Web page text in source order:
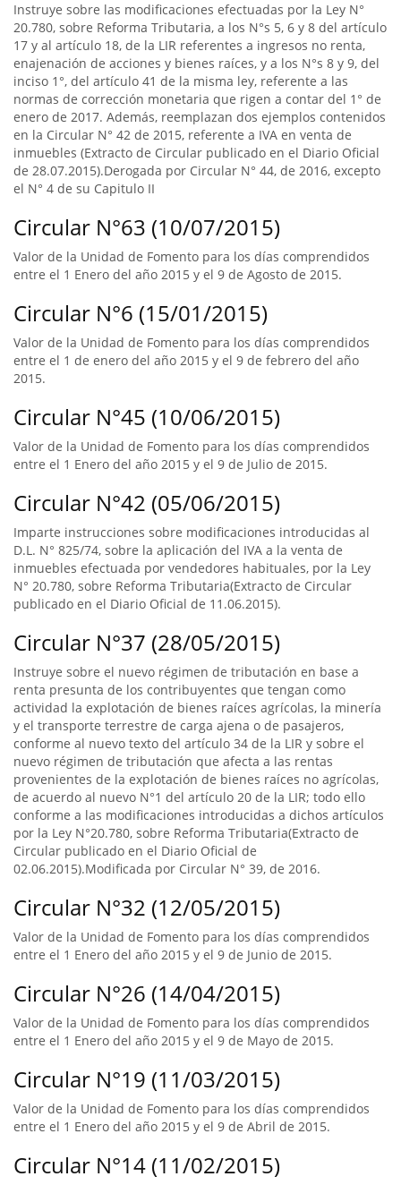
Instruye sobre las modificaciones efectuadas por la Ley N°
20.780, sobre Reforma Tributaria, a los N°s 5, 6 y 8 del artículo
17 y al artículo 18, de la LIR referentes a ingresos no renta,
enajenación de acciones y bienes raíces, y a los N°s 8 y 9, del
inciso 1°, del artículo 41 de la misma ley, referente a las
normas de corrección monetaria que rigen a contar del 1° de
enero de 2017. Además, reemplazan dos ejemplos contenidos
en la Circular N° 42 de 2015, referente a IVA en venta de
inmuebles (Extracto de Circular publicado en el Diario Oficial
de 28.07.2015).Derogada por Circular N° 44, de 2016, excepto
el N° 4 de su Capitulo II
Circular N°63 (10/07/2015)
Valor de la Unidad de Fomento para los días comprendidos
entre el 1 Enero del año 2015 y el 9 de Agosto de 2015.
Circular N°6 (15/01/2015)
Valor de la Unidad de Fomento para los días comprendidos
entre el 1 de enero del año 2015 y el 9 de febrero del año
2015.
Circular N°45 (10/06/2015)
Valor de la Unidad de Fomento para los días comprendidos
entre el 1 Enero del año 2015 y el 9 de Julio de 2015.
Circular N°42 (05/06/2015)
Imparte instrucciones sobre modificaciones introducidas al
D.L. N° 825/74, sobre la aplicación del IVA a la venta de
inmuebles efectuada por vendedores habituales, por la Ley
N° 20.780, sobre Reforma Tributaria(Extracto de Circular
publicado en el Diario Oficial de 11.06.2015).
Circular N°37 (28/05/2015)
Instruye sobre el nuevo régimen de tributación en base a
renta presunta de los contribuyentes que tengan como
actividad la explotación de bienes raíces agrícolas, la minería
y el transporte terrestre de carga ajena o de pasajeros,
conforme al nuevo texto del artículo 34 de la LIR y sobre el
nuevo régimen de tributación que afecta a las rentas
provenientes de la explotación de bienes raíces no agrícolas,
de acuerdo al nuevo N°1 del artículo 20 de la LIR; todo ello
conforme a las modificaciones introducidas a dichos artículos
por la Ley N°20.780, sobre Reforma Tributaria(Extracto de
Circular publicado en el Diario Oficial de
02.06.2015).Modificada por Circular N° 39, de 2016.
Circular N°32 (12/05/2015)
Valor de la Unidad de Fomento para los días comprendidos
entre el 1 Enero del año 2015 y el 9 de Junio de 2015.
Circular N°26 (14/04/2015)
Valor de la Unidad de Fomento para los días comprendidos
entre el 1 Enero del año 2015 y el 9 de Mayo de 2015.
Circular N°19 (11/03/2015)
Valor de la Unidad de Fomento para los días comprendidos
entre el 1 Enero del año 2015 y el 9 de Abril de 2015.
Circular N°14 (11/02/2015)